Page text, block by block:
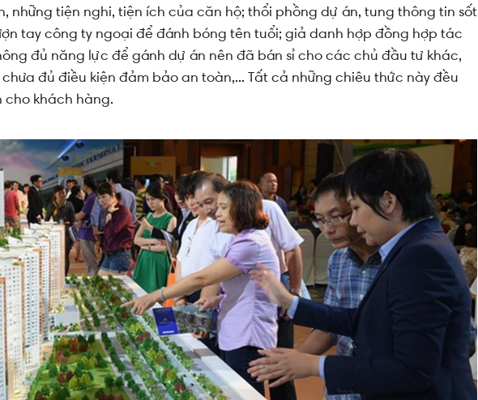
những tiện nghi, tiện ích của căn hộ; thổi phồng dự án, tung thông tin sốt
tay công ty ngoại để đánh bóng tên tuổi; giả danh hợp đồng hợp tác
đủ năng lực để gánh dự án nên đã bán sỉ cho các chủ đầu tư khác,
đủ điều kiện đảm bảo an toàn,... Tất cả những chiêu thức này đều
cho khách hàng.